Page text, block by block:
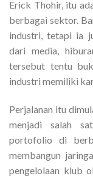
Erick Thohir, itu
berbagai sektor.
industri, tetapi ia
dari media,
tersebut tentu
industri memiliki
Perjalanan itu
menjadi salah
portofolio di
membangun
pengelolaan klub